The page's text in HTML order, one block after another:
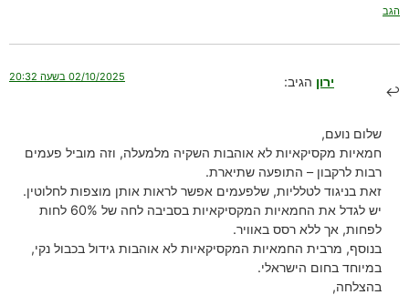
הגב
ירון הגיב: 02/10/2025 בשעה 20:32
שלום נועם,
חמאיות מקסיקאיות לא אוהבות השקיה מלמעלה, וזה מוביל פעמים
רבות לרקבון – התופעה שתיארת.
זאת בניגוד לטלליות, שלפעמים אפשר לראות אותן מוצפות לחלוטין.
יש לגדל את החמאיות המקסיקאיות בסביבה לחה של 60% לחות
לפחות, אך ללא רסס באוויר.
בנוסף, מרבית החמאיות המקסיקאיות לא אוהבות גידול בכבול נקי,
במיוחד בחום הישראלי.
בהצלחה,